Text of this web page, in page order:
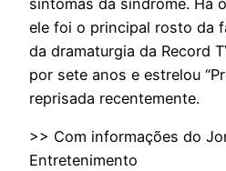
sintomas da síndrome. Há
ele foi o principal rosto da
da dramaturgia da Record
por sete anos e estrelou
reprisada recentemente.
>> Com informações do
Entretenimento